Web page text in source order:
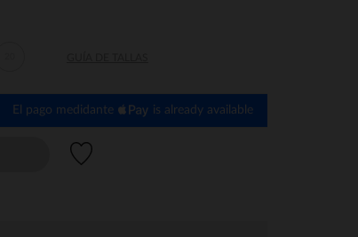
El pago medidante is already available